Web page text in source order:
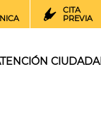
CITA
PREVIA